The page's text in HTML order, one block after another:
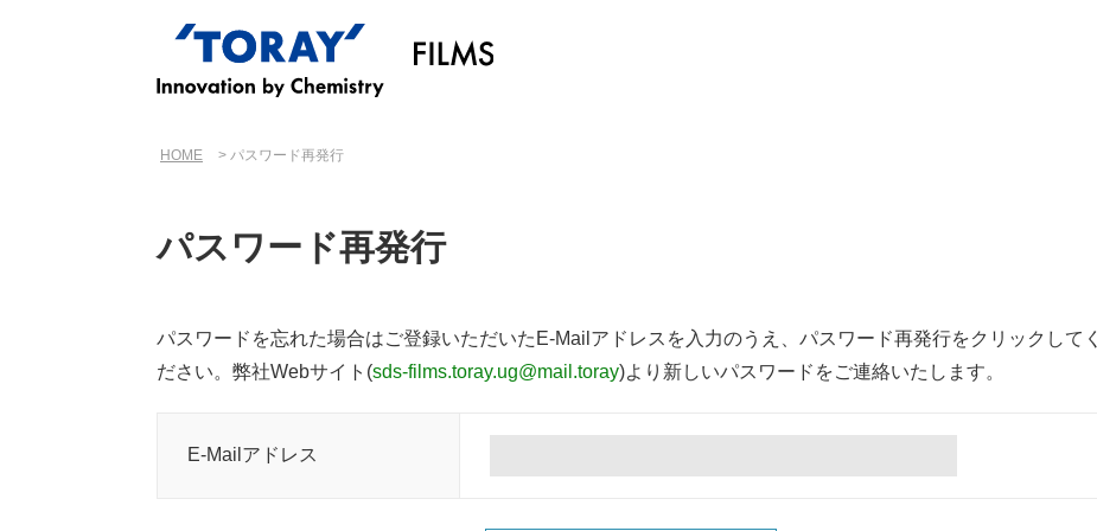
HOME パスワード再発行
パスワード再発行
パスワードを忘れた場合はご登録いただいたE-Mailアドレスを入力のうえ、パスワード再発行をクリックしてく
ださい。弊社Webサイト(sds-films.toray.ug@mail.toray)より新しいパスワードをご連絡いたします。
E-Mailアドレス